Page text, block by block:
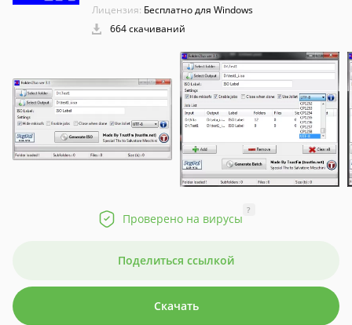
Лицензия: Бесплатно для Windows
664 скачиваний
Проверено на вирусы
?
Поделиться ссылкой
Скачать